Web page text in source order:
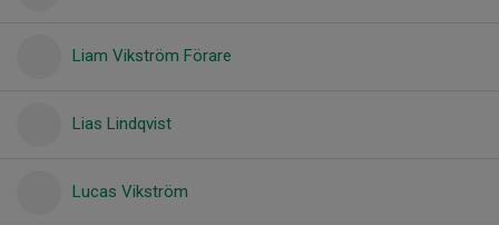
Liam Vikström Förare
Lias Lindqvist
Lucas Vikström